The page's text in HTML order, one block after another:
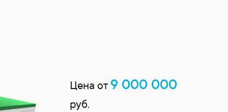
Цена от 9 000 000
руб.